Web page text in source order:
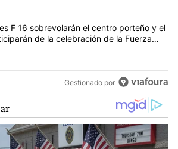
con el título "Los aviones F 16
F 16 sobrevolarán el centro porteño y el
de la celebración de la Fuerza
Gestionado por